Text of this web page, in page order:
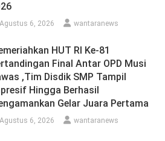
Agustus 6, 2026 wantaranews
HUT RI Ke-81
Final Antar OPD Musi
,Tim Disdik SMP Tampil
Hingga Berhasil
Gelar Juara Pertama
Agustus 6, 2026 wantaranews